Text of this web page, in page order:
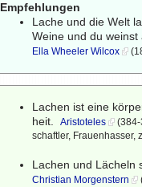
Empfehlungen
Lache und die Welt
Weine und du weinst
Ella Wheeler Wilcox
Lachen ist eine
heit.
Aristoteles (384-
schaftler, Frauenhasser,
Lachen und Lächeln
Christian Morgenstern